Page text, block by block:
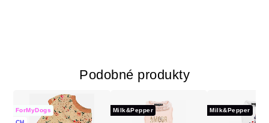
Podobné produkty
ForMyDogs
Milk&Pepper Milk&Pepper